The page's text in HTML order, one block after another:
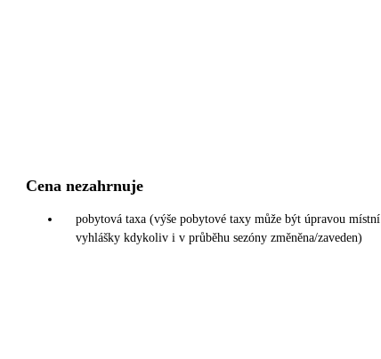
Cena nezahrnuje
pobytová taxa (výše pobytové taxy může být úpravou místní
vyhlášky kdykoliv i v průběhu sezóny změněna/zaveden)